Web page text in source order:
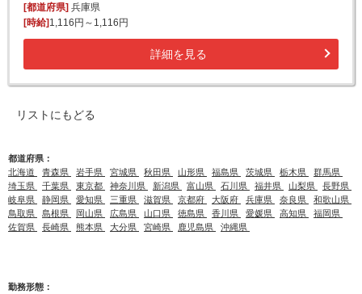
[都道府県]兵庫県
[時給]1,116円～1,116円
詳細を見る
リストにもどる
都道府県：
北海道
青森県 岩手県 宮城県 秋田県 山形県 福島県 茨城県 栃木県
群馬県
埼玉県
千葉県 東京都 神奈川県 新潟県 富山県 石川県 福井県 山梨県
長野県
岐阜県
静岡県 愛知県 三重県 滋賀県 京都府 大阪府 兵庫県 奈良県
和歌山県
鳥取県
島根県 岡山県 広島県 山口県 徳島県 香川県 愛媛県 高知県
福岡県
佐賀県
長崎県 熊本県 大分県 宮崎県 鹿児島県 沖縄県
勤務形態：